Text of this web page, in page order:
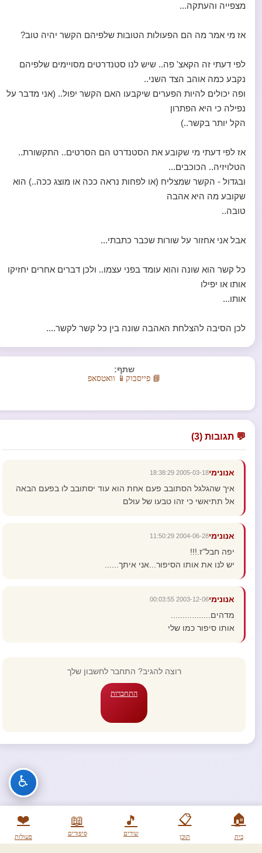
🏠
בית
📋
תוכן
🎵
שירים
📖
סיפורים
❤️
פעולות
מצפייה והעתקה...
אז מי אמר מה הם הפעולות הטובות שלפיהם הקשר יהיה טוב?
לפי דעתי זה הקאצ' פה.. שיש לנו סטנדרטים מסויימים שלפיהם
נקבע כמה אוהב הצד השני..
ופה יכולים להיות הפערים שיקבעו האם הקשר יפול.. (אני מדבר על
נפילה כי היא הפתרון
הקל יותר בקשר..)
אז לפי דעתי מי שקובע את הסטנדרט הם הסרטים.. התקשורת..
הטלויזיה.. הכוכבים...
ובגדול - הקשר שמצליח (או לפחות נראה ככה או מוצג ככה..) הוא
שקובע מה היא אהבה
טובה..
אבל אני אחזור על שורות שכבר כתבתי...
כל קשר הוא שונה והוא עומד בפני עצמו.. ולכן דברים אחרים יחזיקו
אותו או יפילו
אותו...
לכן הסיבה להצלחת האהבה שונה בין כל קשר לקשר....
שתף:
📘 פייסבוק 📱 וואטסאפ
💬 תגובות (3)
אנונימי2005-03-18 18:38:29
איך שהגלגל הסתובב פעם אחת הוא עוד יסתובב לו בפעם הבאה
אל תתיאשי כי זהו טבעו של עולם
אנונימי2004-06-28 11:50:29
יפה חבל"ז.!!!
יש לנו את אותו הסיפור...אני איתך......
אנונימי2003-12-06 00:03:55
מדהים.................
אותו סיפור כמו שלי
רוצה להגיב? התחבר לחשבון שלך
התחברות
♿